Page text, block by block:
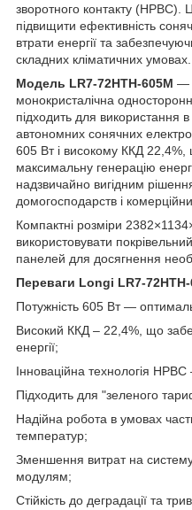
зворотного контакту (HPBC).
підвищити ефективність
втрати енергії та
складних кліматичних умовах.
Модель LR7-72HTH-605M —
монокристалічна
підходить для використання
автономних сонячних
605 Вт і високому ККД 22,4%,
максимальну генерацію
надзвичайно вигідним
домогосподарств і
Компактні розміри
використовувати
панелей для досягнення
Переваги Longi LR7-72HTH-
Потужність 605 Вт —
Високий ККД – 22,4%, що
енергії;
Інноваційна технологія
Підходить для "зеленого
Надійна робота в умовах
температур;
Зменшення витрат на
модулям;
Стійкість до деградації та